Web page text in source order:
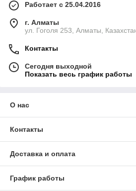
Работает с 25.04.2016
г. Алматы
ул. Гоголя 253, Алматы,
Контакты
Сегодня выходной
Показать весь график работы
О нас
Контакты
Доставка и оплата
График работы